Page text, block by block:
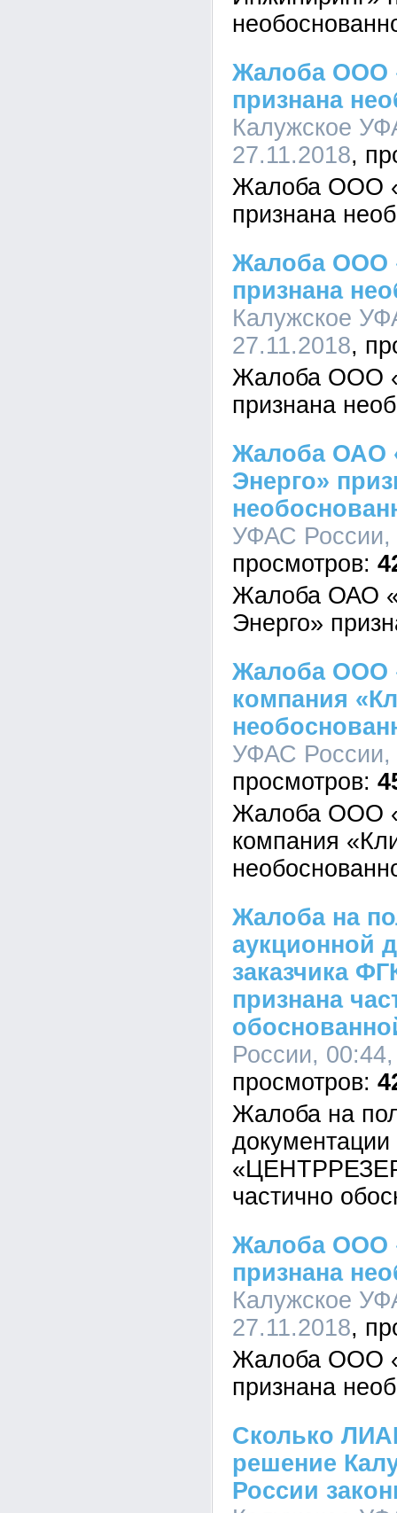
Жалоба ООО
признана
Калужское
27.11.2018
Жалоба ООО
признана
Жалоба ООО
признана
Калужское
27.11.2018
Жалоба ООО
признана
Жалоба ОАО
Энерго»
УФАС России,
Жалоба ОАО
Энерго»
Жалоба ООО
компания
УФАС России,
Жалоба ООО
компания
Жалоба на
аукционной
заказчика
признана
России,
Жалоба на
частично
Жалоба ООО
признана
Калужское
27.11.2018
Жалоба ООО
признана
Сколько
решение
России